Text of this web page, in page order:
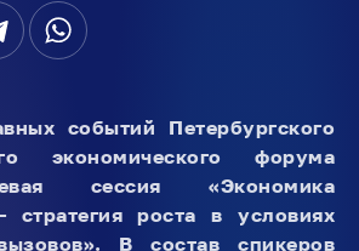
событий Петербургского
экономического форума
сессия «Экономика
стратегия роста в условиях
В состав спикеров